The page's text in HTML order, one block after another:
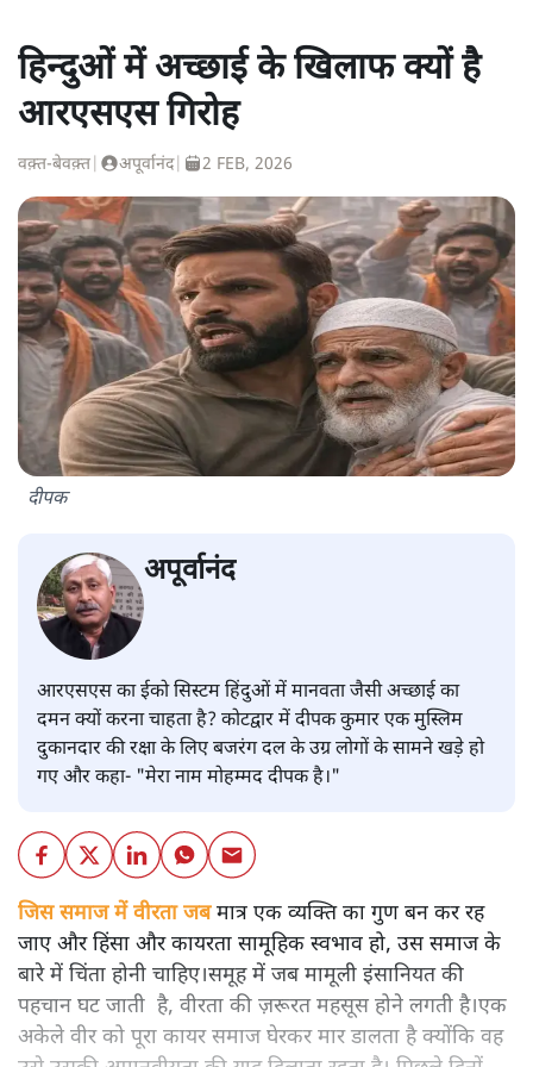
हिन्दुओं में अच्छाई के खिलाफ क्यों है
आरएसएस गिरोह
वक़्त-बेवक़्त अपूर्वानंद| 2 FEB, 2026
दीपक
अपूर्वानंद
आरएसएस का ईको सिस्टम हिंदुओं में मानवता जैसी अच्छाई का
दमन क्यों करना चाहता है? कोटद्वार में दीपक कुमार एक मुस्लिम
दुकानदार की रक्षा के लिए बजरंग दल के उग्र लोगों के सामने खड़े हो
गए और कहा- "मेरा नाम मोहम्मद दीपक है।"
जिस समाज में वीरता जबमात्र एक व्यक्ति का गुण बन कर रह
जाए और हिंसा और कायरता सामूहिक स्वभाव हो, उस समाज के
बारे में चिंता होनी चाहिए।समूह में जब मामूली इंसानियत की
पहचान घट जाती है, वीरता की ज़रूरत महसूस होने लगती है।एक
अकेले वीर को पूरा कायर समाज घेरकर मार डालता है क्योंकि वह